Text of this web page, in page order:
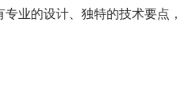
业的设计、独特的技术要点，